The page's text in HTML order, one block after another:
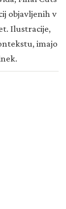
objavljenih v
Ilustracije,
imajo